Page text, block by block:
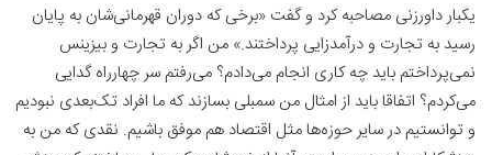
یکبار داورزنی مصاحبه کرد و گفت «برخی که دوران قهرمانی‌شان به پایان
رسید به تجارت و درآمدزایی پرداختند.» من اگر به تجارت و بیزینس
نمی‌پرداختم باید چه کاری انجام می‌دادم؟ می‌رفتم سر چهارراه گدایی
می‌کردم؟ اتفاقا باید از امثال من سمبلی بسازند که ما افراد تک‌بعدی نبودیم
و توانستیم در سایر حوزه‌ها مثل اقتصاد هم موفق باشیم. نقدی که من به